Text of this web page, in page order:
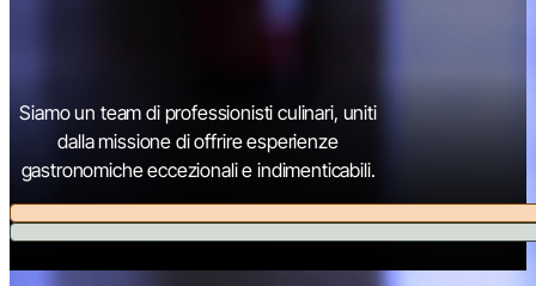
Siamo un team di professionisti culinari, uniti
dalla missione di offrire esperienze
gastronomiche eccezionali e indimenticabili.